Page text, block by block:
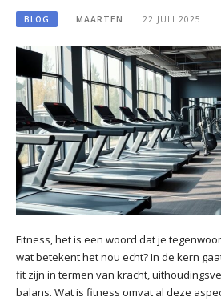
BLOG MAARTEN 22 JULI 2025
Fitness, het is een woord dat je
wat betekent het nou echt? In de kern
fit zijn in termen van kracht,
balans. Wat is fitness omvat al deze